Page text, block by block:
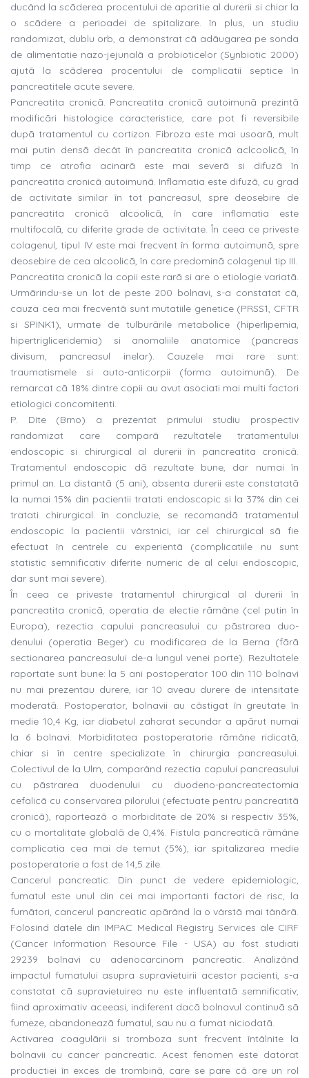
ducând la scãderea procentului de aparitie al durerii si chiar la
o scãdere a perioadei de spitalizare. în plus, un studiu
randomizat, dublu orb, a demonstrat cã adãugarea pe sonda
de alimentatie nazo-jejunalã a probioticelor (Synbiotic 2000)
ajutã la scãderea procentului de complicatii septice în
pancreatitele acute severe.
Pancreatita cronicã. Pancreatita cronicã autoimunã prezintã
modificãri histologice caracteristice, care pot fi reversibile
dupã tratamentul cu cortizon. Fibroza este mai usoarã, mult
mai putin densã decât în pancreatita cronicã aclcoolicã, în
timp ce atrofia acinarã este mai severã si difuzã în
pancreatita cronicã autoimunã. Inflamatia este difuzã, cu grad
de activitate similar în tot pancreasul, spre deosebire de
pancreatita cronicã alcoolicã, în care inflamatia este
multifocalã, cu diferite grade de activitate. În ceea ce priveste
colagenul, tipul IV este mai frecvent în forma autoimunã, spre
deosebire de cea alcoolicã, în care predominã colagenul tip III.
Pancreatita cronicã la copii este rarã si are o etiologie variatã.
Urmãrindu-se un lot de peste 200 bolnavi, s-a constatat cã,
cauza cea mai frecventã sunt mutatiile genetice (PRSS1, CFTR
si SPINK1), urmate de tulburãrile metabolice (hiperlipemia,
hipertrigliceridemia) si anomaliile anatomice (pancreas
divisum, pancreasul inelar). Cauzele mai rare sunt:
traumatismele si auto-anticorpii (forma autoimunã). De
remarcat cã 18% dintre copii au avut asociati mai multi factori
etiologici concomitenti.
P. Díte (Brno) a prezentat primului studiu prospectiv
randomizat care comparã rezultatele tratamentului
endoscopic si chirurgical al durerii în pancreatita cronicã.
Tratamentul endoscopic dã rezultate bune, dar numai în
primul an. La distantã (5 ani), absenta durerii este constatatã
la numai 15% din pacientii tratati endoscopic si la 37% din cei
tratati chirurgical. în concluzie, se recomandã tratamentul
endoscopic la pacientii vârstnici, iar cel chirurgical sã fie
efectuat în centrele cu experientã (complicatiile nu sunt
statistic semnificativ diferite numeric de al celui endoscopic,
dar sunt mai severe).
În ceea ce priveste tratamentul chirurgical al durerii în
pancreatita cronicã, operatia de electie rãmâne (cel putin în
Europa), rezectia capului pancreasului cu pãstrarea duo-
denului (operatia Beger) cu modificarea de la Berna (fãrã
sectionarea pancreasului de-a lungul venei porte). Rezultatele
raportate sunt bune: la 5 ani postoperator 100 din 110 bolnavi
nu mai prezentau durere, iar 10 aveau durere de intensitate
moderatã. Postoperator, bolnavii au câstigat în greutate în
medie 10,4 Kg, iar diabetul zaharat secundar a apãrut numai
la 6 bolnavi. Morbiditatea postoperatorie rãmâne ridicatã,
chiar si în centre specializate în chirurgia pancreasului.
Colectivul de la Ulm, comparând rezectia capului pancreasului
cu pãstrarea duodenului cu duodeno-pancreatectomia
cefalicã cu conservarea pilorului (efectuate pentru pancreatitã
cronicã), raporteazã o morbiditate de 20% si respectiv 35%,
cu o mortalitate globalã de 0,4%. Fistula pancreaticã rãmâne
complicatia cea mai de temut (5%), iar spitalizarea medie
postoperatorie a fost de 14,5 zile.
Cancerul pancreatic. Din punct de vedere epidemiologic,
fumatul este unul din cei mai importanti factori de risc, la
fumãtori, cancerul pancreatic apãrând la o vârstã mai tânãrã.
Folosind datele din IMPAC Medical Registry Services ale CIRF
(Cancer Information Resource File - USA) au fost studiati
29239 bolnavi cu adenocarcinom pancreatic. Analizând
impactul fumatului asupra supravietuirii acestor pacienti, s-a
constatat cã supravietuirea nu este influentatã semnificativ,
fiind aproximativ aceeasi, indiferent dacã bolnavul continuã sã
fumeze, abandoneazã fumatul, sau nu a fumat niciodatã.
Activarea coagulãrii si tromboza sunt frecvent întâlnite la
bolnavii cu cancer pancreatic. Acest fenomen este datorat
productiei în exces de trombinã, care se pare cã are un rol